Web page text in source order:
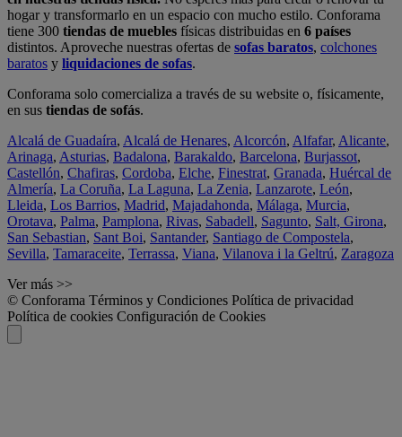
hogar y transformarlo en un espacio con mucho estilo. Conforama
tiene 300 tiendas de muebles físicas distribuidas en 6 países
distintos. Aproveche nuestras ofertas de sofas baratos, colchones
baratos y liquidaciones de sofas.
Conforama solo comercializa a través de su website o, físicamente,
en sus tiendas de sofás.
Alcalá de Guadaíra, Alcalá de Henares, Alcorcón, Alfafar, Alicante,
Arinaga, Asturias, Badalona, Barakaldo, Barcelona, Burjassot,
Castellón, Chafiras, Cordoba, Elche, Finestrat, Granada, Huércal de
Almería, La Coruña, La Laguna, La Zenia, Lanzarote, León,
Lleida, Los Barrios, Madrid, Majadahonda, Málaga, Murcia,
Orotava, Palma, Pamplona, Rivas, Sabadell, Sagunto, Salt, Girona,
San Sebastian, Sant Boi, Santander, Santiago de Compostela,
Sevilla, Tamaraceite, Terrassa, Viana, Vilanova i la Geltrú, Zaragoza
Ver más >>
© Conforama Términos y Condiciones Política de privacidad
Política de cookies Configuración de Cookies